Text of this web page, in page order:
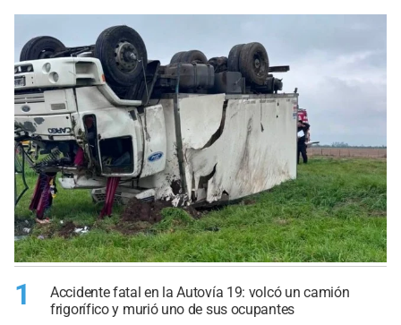
1
Accidente fatal en la Autovía 19: volcó un camión
frigorífico y murió uno de sus ocupantes